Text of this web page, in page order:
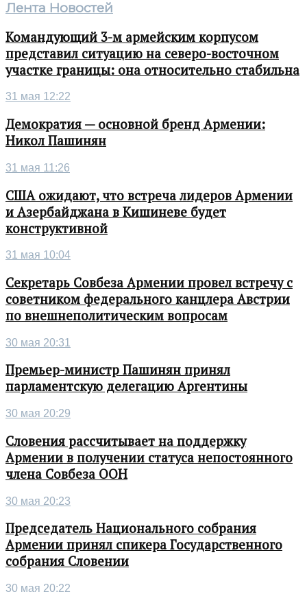
Лента Новостей
Командующий 3-м армейским корпусом
представил ситуацию на северо-восточном
участке границы: она относительно стабильна
31 мая 12:22
Демократия — основной бренд Армении:
Никол Пашинян
31 мая 11:26
США ожидают, что встреча лидеров Армении
и Азербайджана в Кишиневе будет
конструктивной
31 мая 10:04
Секретарь Совбеза Армении провел встречу с
советником федерального канцлера Австрии
по внешнеполитическим вопросам
30 мая 20:31
Премьер-министр Пашинян принял
парламентскую делегацию Аргентины
30 мая 20:29
Словения рассчитывает на поддержку
Армении в получении статуса непостоянного
члена Совбеза ООН
30 мая 20:23
Председатель Национального собрания
Армении принял спикера Государственного
собрания Словении
30 мая 20:22